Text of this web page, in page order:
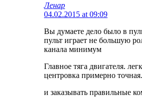
Ленар
04.02.2015 at 09:09
Вы думаете дело было в
пульт играет не большую
канала минимум
Главное тяга двигателя.
центровка примерно точная.
и заказывать правильные